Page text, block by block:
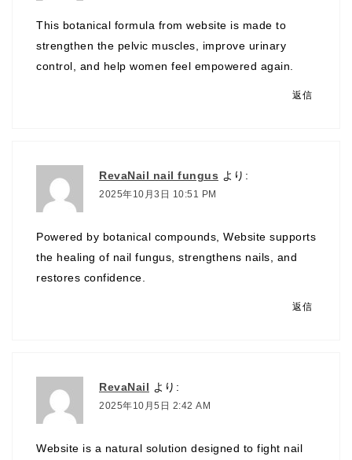
This botanical formula from website is made to
strengthen the pelvic muscles, improve urinary
control, and help women feel empowered again.
返信
RevaNail nail fungus より:
2025年10月3日 10:51 PM
Powered by botanical compounds, Website supports
the healing of nail fungus, strengthens nails, and
restores confidence.
返信
RevaNail より:
2025年10月5日 2:42 AM
Website is a natural solution designed to fight nail